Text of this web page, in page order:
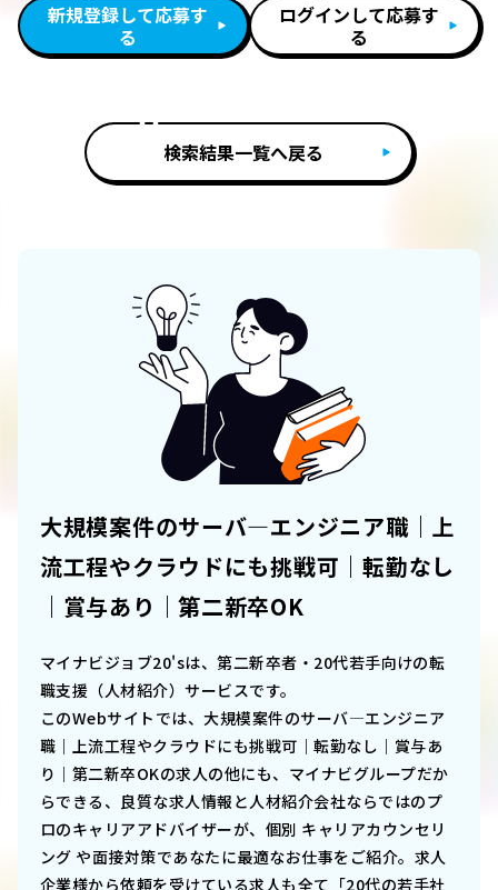
新規登録して応募す
る
ログインして応募す
る
検索結果一覧へ戻る
大規模案件のサーバ―エンジニア職｜上
流工程やクラウドにも挑戦可｜転勤なし
｜賞与あり｜第二新卒OK
マイナビジョブ20'sは、第二新卒者・20代若手向けの転
職支援（人材紹介）サービスです。
このWebサイトでは、大規模案件のサーバ―エンジニア
職｜上流工程やクラウドにも挑戦可｜転勤なし｜賞与あ
り｜第二新卒OKの求人の他にも、マイナビグループだか
らできる、良質な求人情報と人材紹介会社ならではのプ
ロのキャリアアドバイザーが、個別 キャリアカウンセリ
ング や面接対策であなたに最適なお仕事をご紹介。求人
企業様から依頼を受けている求人も全て「20代の若手社